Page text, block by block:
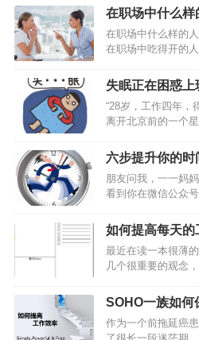
儿只有当了领导才
你…
在职场中什么
在职场中什么样的
在职场中吃得开的
维灵活有的人工作
价值观非黑即白，
维是多元的，能够
外界影响。比如说
你好，你才好。一
般，就能提。所以
的是上层路线，也
失眠正在困惑上
“28岁，工作四年，
离开北京前的一个
十分惶恐，但是他
步，只能怪自己。
受失眠的困扰，整
下降非常明显，注
中。随之而来的，
活里，不如意常有
六步提升你的时
朋友问我，一一妈
看到你在微信公众
场，你现在看书写
请问，你哪里来的
半年的第一天，和
也是第四本书读书
点：1.花10分钟列
要紧急 重要非紧急
记录你的时间，进
如何提高每天的
最近在读一本很薄
几个很重要的观念
只要开始行动，就
一天内做很多事，
的影响力会更大。
SOHO一族如何
作为一个前拖延癌